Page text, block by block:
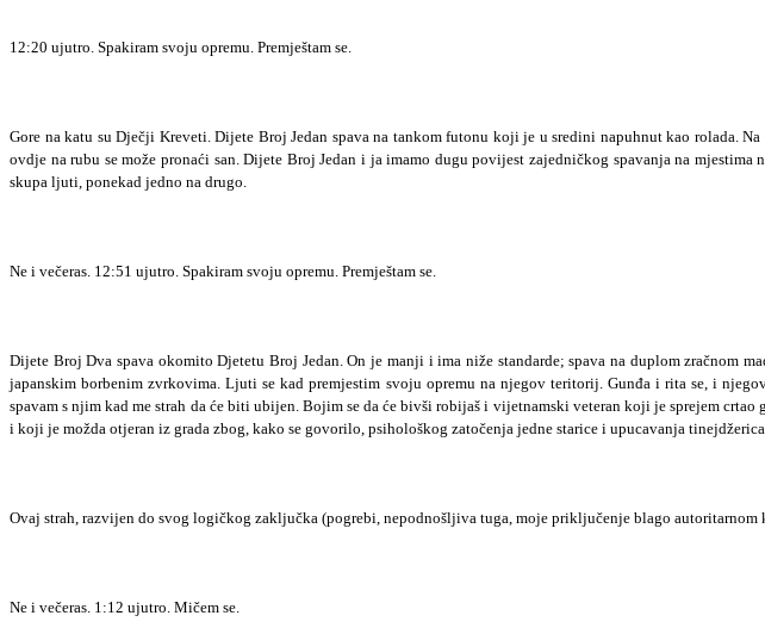
12:20 ujutro. Spakiram svoju opremu. Premještam se.
Gore na katu su Dječji Kreveti. Dijete Broj Jedan spava na tankom futonu koji je u sredini napuhnut kao rolada.
ovdje na rubu se može pronaći san. Dijete Broj Jedan i ja imamo dugu povijest zajedničkog spavanja na
skupa ljuti, ponekad jedno na drugo.
Ne i večeras. 12:51 ujutro. Spakiram svoju opremu. Premještam se.
Dijete Broj Dva spava okomito Djetetu Broj Jedan. On je manji i ima niže standarde; spava na duplom zračnom
japanskim borbenim zvrkovima. Ljuti se kad premjestim svoju opremu na njegov teritorij. Gunđa i rita se, i
spavam s njim kad me strah da će biti ubijen. Bojim se da će bivši robijaš i vijetnamski veteran koji je sprejem
i koji je možda otjeran iz grada zbog, kako se govorilo, psihološkog zatočenja jedne starice i upucavanja
Ovaj strah, razvijen do svog logičkog zaključka (pogrebi, nepodnošljiva tuga, moje priključenje blago
Ne i večeras. 1:12 ujutro. Mičem se.